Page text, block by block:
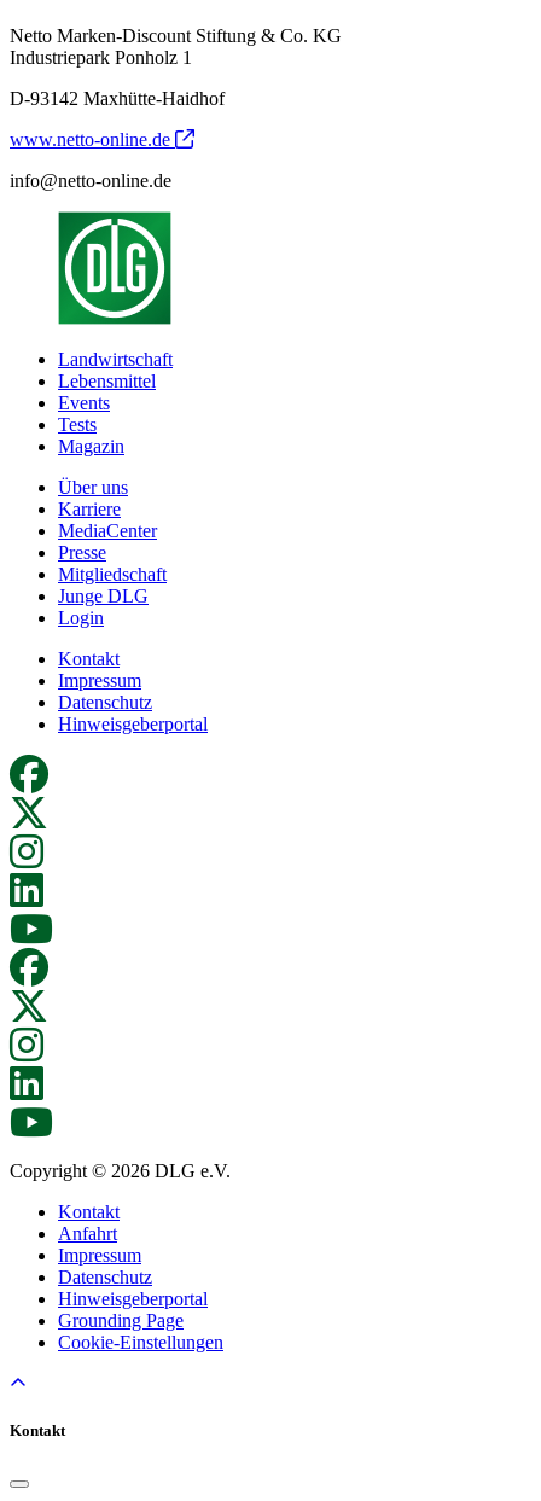
Netto Marken-Discount Stiftung & Co. KG
Industriepark Ponholz 1
D-93142 Maxhütte-Haidhof
www.netto-online.de
info@netto-online.de
Landwirtschaft
Lebensmittel
Events
Tests
Magazin
Über uns
Karriere
MediaCenter
Presse
Mitgliedschaft
Junge DLG
Login
Kontakt
Impressum
Datenschutz
Hinweisgeberportal
Copyright © 2026 DLG e.V.
Kontakt
Anfahrt
Impressum
Datenschutz
Hinweisgeberportal
Grounding Page
Cookie-Einstellungen
Kontakt